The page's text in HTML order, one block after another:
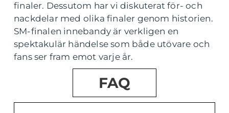
finaler. Dessutom har vi diskuterat för- och
nackdelar med olika finaler genom historien.
SM-finalen innebandy är verkligen en
spektakulär händelse som både utövare och
fans ser fram emot varje år.
FAQ